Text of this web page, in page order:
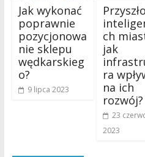
Jak wykonać
poprawnie
pozycjonowa
nie sklepu
wędkarskieg
o?
9 lipca 2023
ch
jak
ra
na ich
rozwój?
23
2023